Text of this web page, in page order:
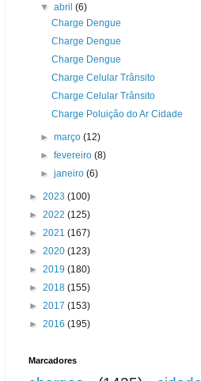
▼ abril (6)
Charge Dengue
Charge Dengue
Charge Dengue
Charge Celular Trânsito
Charge Celular Trânsito
Charge Poluição do Ar Cidade
► março (12)
► fevereiro (8)
► janeiro (6)
► 2023 (100)
► 2022 (125)
► 2021 (167)
► 2020 (123)
► 2019 (180)
► 2018 (155)
► 2017 (153)
► 2016 (195)
Marcadores